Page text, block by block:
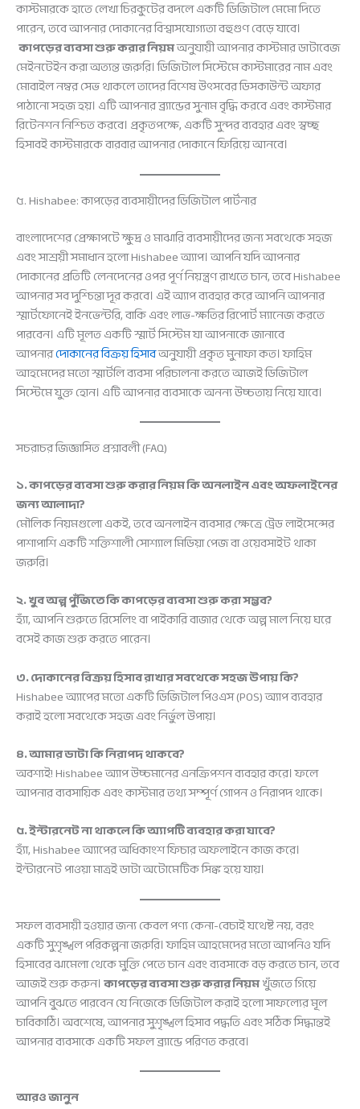
কাস্টমারকে হাতে লেখা চিরকুটের বদলে একটি ডিজিটাল মেমো দিতে
পারেন, তবে আপনার দোকানের বিশ্বাসযোগ্যতা বহুগুণ বেড়ে যাবে।
কাপড়ের ব্যবসা শুরু করার নিয়মঅনুযায়ী আপনার কাস্টমার ডাটাবেজ
মেইনটেইন করা অত্যন্ত জরুরি। ডিজিটাল সিস্টেমে কাস্টমারের নাম এবং
মোবাইল নম্বর সেভ থাকলে তাদের বিশেষ উৎসবের ডিসকাউন্ট অফার
পাঠানো সহজ হয়। এটি আপনার ব্র্যান্ডের সুনাম বৃদ্ধি করবে এবং কাস্টমার
রিটেনশন নিশ্চিত করবে। প্রকৃতপক্ষে, একটি সুন্দর ব্যবহার এবং স্বচ্ছ
হিসাবই কাস্টমারকে বারবার আপনার দোকানে ফিরিয়ে আনবে।
৫. Hishabee: কাপড়ের ব্যবসায়ীদের ডিজিটাল পার্টনার
বাংলাদেশের প্রেক্ষাপটে ক্ষুদ্র ও মাঝারি ব্যবসায়ীদের জন্য সবথেকে সহজ
এবং সাশ্রয়ী সমাধান হলো Hishabee অ্যাপ। আপনি যদি আপনার
দোকানের প্রতিটি লেনদেনের ওপর পূর্ণ নিয়ন্ত্রণ রাখতে চান, তবে Hishabee
আপনার সব দুশ্চিন্তা দূর করবে। এই অ্যাপ ব্যবহার করে আপনি আপনার
স্মার্টফোনেই ইনভেন্টরি, বাকি এবং লাভ-ক্ষতির রিপোর্ট ম্যানেজ করতে
পারবেন। এটি মূলত একটি স্মার্ট সিস্টেম যা আপনাকে জানাবে
আপনারদোকানের বিক্রয় হিসাবঅনুযায়ী প্রকৃত মুনাফা কত। ফাহিম
আহমেদের মতো স্মার্টলি ব্যবসা পরিচালনা করতে আজই ডিজিটাল
সিস্টেমে যুক্ত হোন। এটি আপনার ব্যবসাকে অনন্য উচ্চতায় নিয়ে যাবে।
সচরাচর জিজ্ঞাসিত প্রশ্নাবলী (FAQ)
১. কাপড়ের ব্যবসা শুরু করার নিয়ম কি অনলাইন এবং অফলাইনের
জন্য আলাদা?
মৌলিক নিয়মগুলো একই, তবে অনলাইন ব্যবসার ক্ষেত্রে ট্রেড লাইসেন্সের
পাশাপাশি একটি শক্তিশালী সোশ্যাল মিডিয়া পেজ বা ওয়েবসাইট থাকা
জরুরি।
২. খুব অল্প পুঁজিতে কি কাপড়ের ব্যবসা শুরু করা সম্ভব?
হ্যাঁ, আপনি শুরুতে রিসেলিং বা পাইকারি বাজার থেকে অল্প মাল নিয়ে ঘরে
বসেই কাজ শুরু করতে পারেন।
৩. দোকানের বিক্রয় হিসাব রাখার সবথেকে সহজ উপায় কি?
Hishabee অ্যাপের মতো একটি ডিজিটাল পিওএস (POS) অ্যাপ ব্যবহার
করাই হলো সবথেকে সহজ এবং নির্ভুল উপায়।
৪. আমার ডাটা কি নিরাপদ থাকবে?
অবশ্যই! Hishabee অ্যাপ উচ্চমানের এনক্রিপশন ব্যবহার করে। ফলে
আপনার ব্যবসায়িক এবং কাস্টমার তথ্য সম্পূর্ণ গোপন ও নিরাপদ থাকে।
৫. ইন্টারনেট না থাকলে কি অ্যাপটি ব্যবহার করা যাবে?
হ্যাঁ, Hishabee অ্যাপের অধিকাংশ ফিচার অফলাইনে কাজ করে।
ইন্টারনেট পাওয়া মাত্রই ডাটা অটোমেটিক সিঙ্ক হয়ে যায়।
সফল ব্যবসায়ী হওয়ার জন্য কেবল পণ্য কেনা-বেচাই যথেষ্ট নয়, বরং
একটি সুশৃঙ্খল পরিকল্পনা জরুরি। ফাহিম আহমেদের মতো আপনিও যদি
হিসাবের ঝামেলা থেকে মুক্তি পেতে চান এবং ব্যবসাকে বড় করতে চান, তবে
আজই শুরু করুন।কাপড়ের ব্যবসা শুরু করার নিয়মখুঁজতে গিয়ে
আপনি বুঝতে পারবেন যে নিজেকে ডিজিটাল করাই হলো সাফল্যের মূল
চাবিকাঠি। অবশেষে, আপনার সুশৃঙ্খল হিসাব পদ্ধতি এবং সঠিক সিদ্ধান্তই
আপনার ব্যবসাকে একটি সফল ব্র্যান্ডে পরিণত করবে।
আরও জানুন